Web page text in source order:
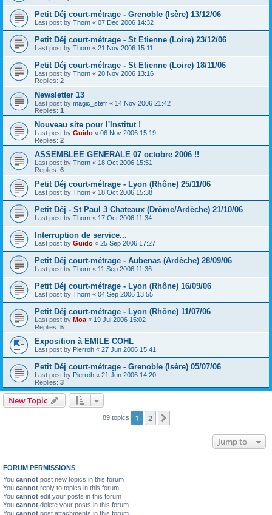
Petit Déj court-métrage - Grenoble (Isère) 13/12/06
Last post by Thorn « 07 Dec 2006 14:32
Petit Déj court-métrage - St Etienne (Loire) 23/12/06
Last post by Thorn « 21 Nov 2006 15:11
Petit Déj court-métrage - St Etienne (Loire) 18/11/06
Last post by Thorn « 20 Nov 2006 13:16
Replies: 2
Newsletter 13
Last post by magic_stefr « 14 Nov 2006 21:42
Replies: 1
Nouveau site pour l'Institut !
Last post by Guido « 06 Nov 2006 15:19
Replies: 2
ASSEMBLEE GENERALE 07 octobre 2006 !!
Last post by Thorn « 18 Oct 2006 15:51
Replies: 6
Petit Déj court-métrage - Lyon (Rhône) 25/11/06
Last post by Thorn « 18 Oct 2006 15:38
Petit Déj - St Paul 3 Chateaux (Drôme/Ardèche) 21/10/06
Last post by Thorn « 17 Oct 2006 11:34
Interruption de service...
Last post by Guido « 25 Sep 2006 17:27
Petit Déj court-métrage - Aubenas (Ardèche) 28/09/06
Last post by Thorn « 11 Sep 2006 11:36
Petit Déj court-métrage - Lyon (Rhône) 16/09/06
Last post by Thorn « 04 Sep 2006 13:55
Petit Déj court-métrage - Lyon (Rhône) 11/07/06
Last post by Moa « 19 Jul 2006 15:02
Replies: 5
Exposition à EMILE COHL
Last post by Pierroh « 27 Jun 2006 15:41
Petit Déj court-métrage - Grenoble (Isère) 05/07/06
Last post by Pierroh « 21 Jun 2006 14:20
Replies: 3
New Topic
89 topics 1 2
Jump to
FORUM PERMISSIONS
You cannot post new topics in this forum
You cannot reply to topics in this forum
You cannot edit your posts in this forum
You cannot delete your posts in this forum
You cannot post attachments in this forum